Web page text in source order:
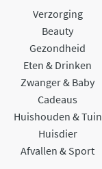
Verzorging
Beauty
Gezondheid
Eten & Drinken
Zwanger & Baby
Cadeaus
Huishouden & Tuin
Huisdier
Afvallen & Sport